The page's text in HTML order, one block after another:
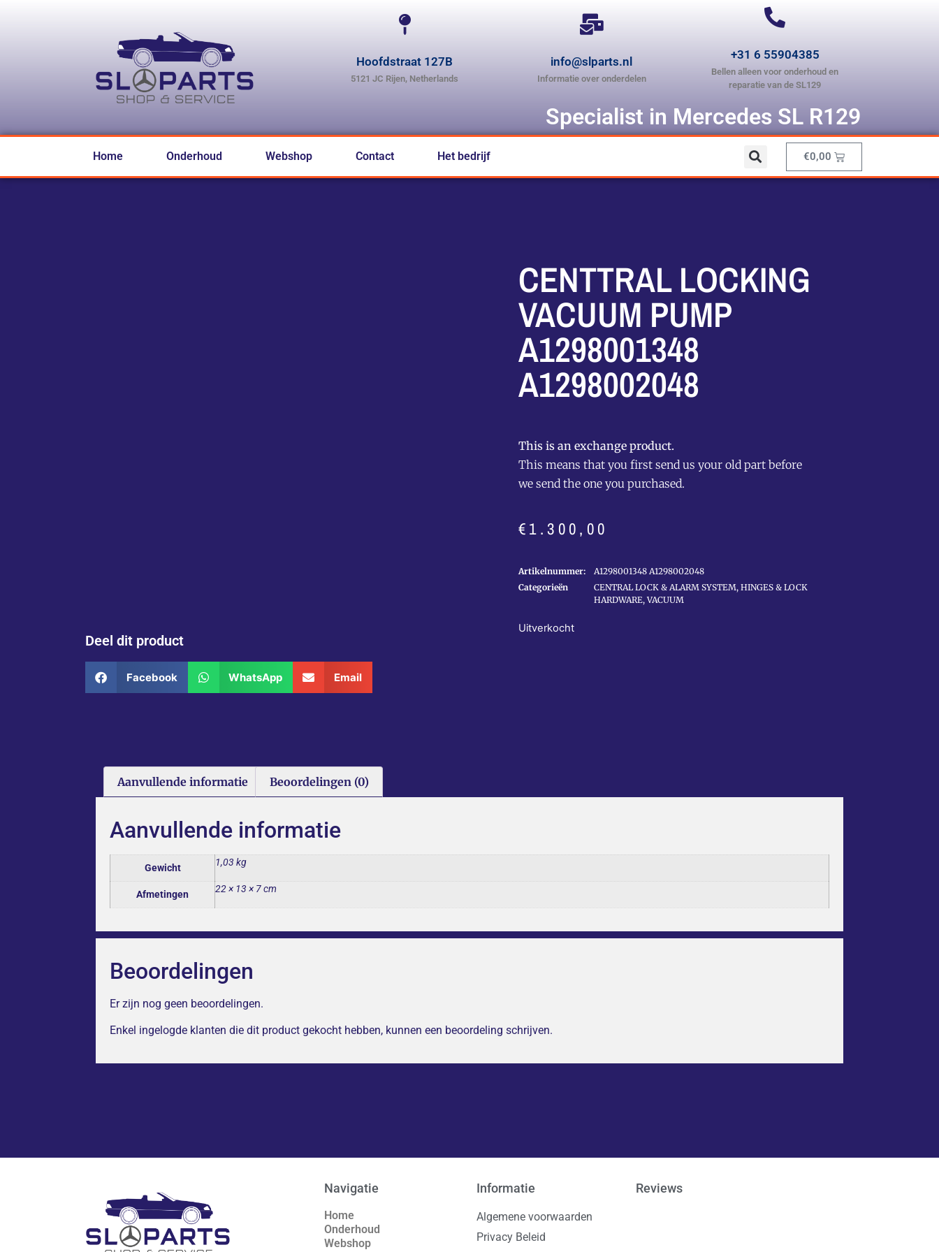
Hoofdstraat 127B
5121 JC Rijen, Netherlands
info@slparts.nl
Informatie over onderdelen
+31 6 55904385
Bellen alleen voor onderhoud en
reparatie van de SL129
Specialist in Mercedes SL R129
Home Onderhoud Webshop Contact Het bedrijf €0,00
Deel dit product
Facebook WhatsApp Email
CENTTRAL LOCKING
VACUUM PUMP
A1298001348
A1298002048
This is an exchange product.
This means that you first send us your old part before
we send the one you purchased.
€1.300,00
Artikelnummer:
A1298001348 A1298002048
Categorieën
CENTRAL LOCK & ALARM SYSTEM, HINGES & LOCK
HARDWARE,VACUUM
Uitverkocht
Aanvullende informatie Beoordelingen (0)
Aanvullende informatie
Gewicht 1,03 kg
Afmetingen 22 × 13 × 7 cm
Beoordelingen
Er zijn nog geen beoordelingen.
Enkel ingelogde klanten die dit product gekocht hebben, kunnen een beoordeling schrijven.
Navigatie
Home
Onderhoud
Webshop
Informatie
Algemene voorwaarden
Privacy Beleid
Reviews